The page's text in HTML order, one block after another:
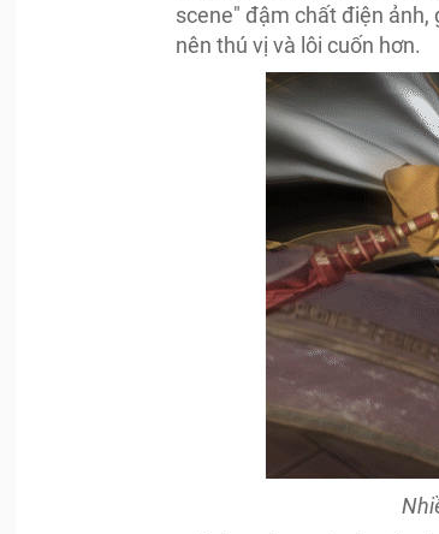
scene" đậm chất điện ảnh,
nên thú vị và lôi cuốn hơn.